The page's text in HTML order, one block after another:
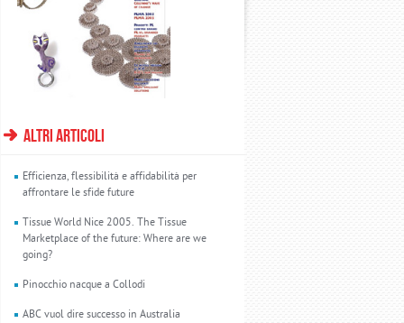
altri articoli
Efficienza, flessibilità e affidabilità per
affrontare le sfide future
Tissue World Nice 2005. The Tissue
Marketplace of the future: Where are we
going?
Pinocchio nacque a Collodi
ABC vuol dire successo in Australia